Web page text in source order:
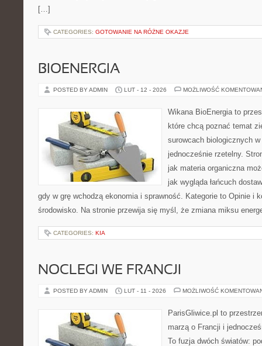
[…]
CATEGORIES: GOTOWANIE NA RÓŻNE OKAZJE
BIOENERGIA
POSTED BY ADMIN LUT - 12 - 2026 MOŻLIWOŚĆ
Wikana BioEnergia to
które chcą poznać temat
surowcach biologicznych
jednocześnie rzetelny.
jak materia organiczna
jak wygląda łańcuch
gdy w grę wchodzą ekonomia i sprawność. Kategorie to Opinie i
środowisko. Na stronie przewija się myśl, że zmiana miksu
CATEGORIES: KIA
NOCLEGI WE FRANCJI
POSTED BY ADMIN LUT - 11 - 2026 MOŻLIWOŚĆ
ParisGliwice.pl to
marzą o Francji i
To fuzja dwóch światów: